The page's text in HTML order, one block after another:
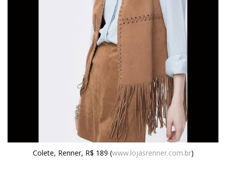
Colete, Renner, R$ 189 (www.lojasrenner.com.br)